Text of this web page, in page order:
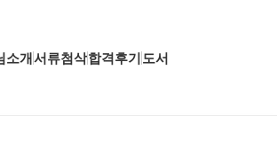
소개서류첨삭합격후기 도서